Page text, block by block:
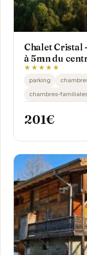
Chalet Cristal
à 5mn du
★★★★★
parking
chambres-
201€